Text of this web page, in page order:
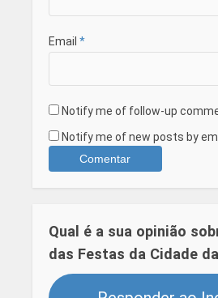
Email *
Notify me of follow-up
Notify me of new posts by
Qual é a sua opinião
das Festas da Cidade